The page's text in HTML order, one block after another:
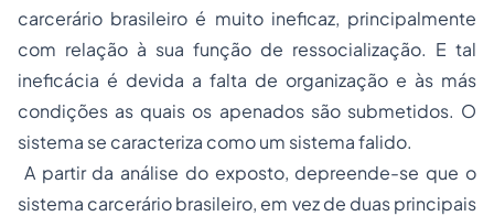
carcerário brasileiro é muito ineficaz, principalmente
com relação à sua função de ressocialização. E tal
ineficácia é devida a falta de organização e às más
condições as quais os apenados são submetidos. O
sistema se caracteriza como um sistema falido.
A partir da análise do exposto, depreende-se que o
sistema carcerário brasileiro, em vez de duas principais